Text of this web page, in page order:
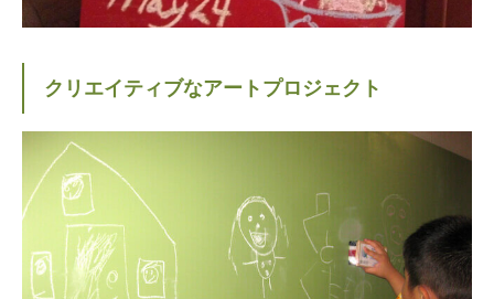
クリエイティブなアートプロジェクト